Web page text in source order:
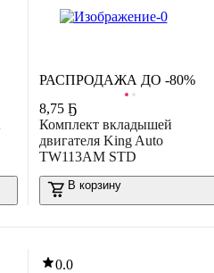
РАСПРОДАЖА ДО -80%
8,75 Ҕ
Комплект вкладышей
двигателя King Auto
TW113AM STD
В корзину
0.0